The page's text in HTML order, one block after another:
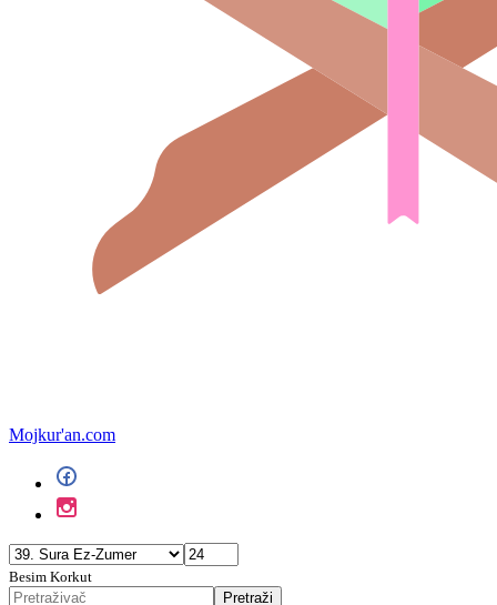
Mojkur'an.com
Besim Korkut
Pretraži